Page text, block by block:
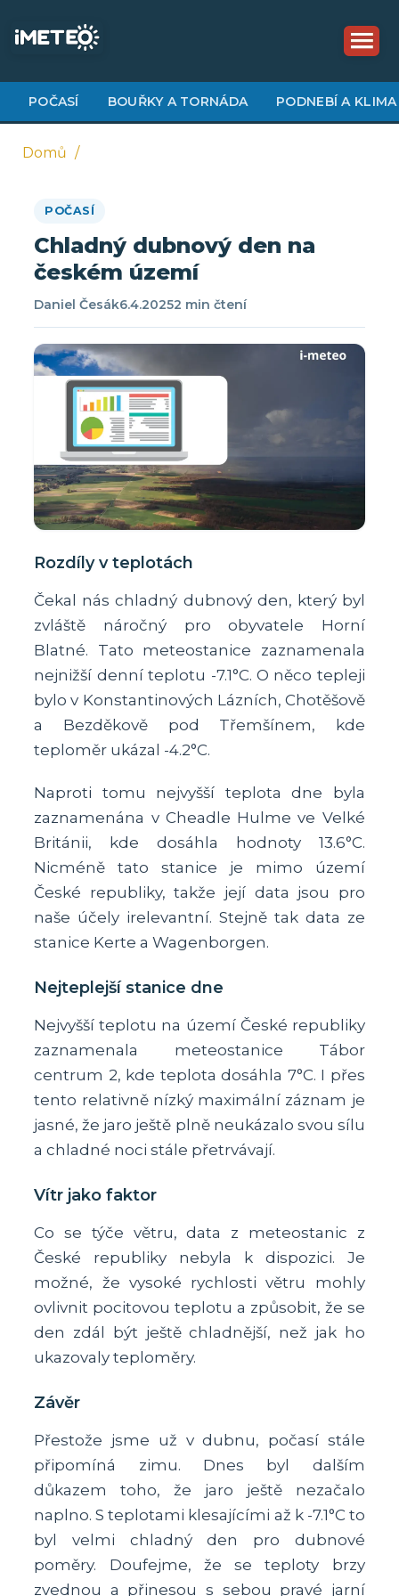
obsahu
POČASÍ BOUŘKY A TORNÁDA PODNEBÍ A KLIMA
navigace
Domů
POČASÍ
Chladný dubnový den na
českém území
Daniel Česák6.4.20252 min čtení
Rozdíly v teplotách
Čekal nás chladný dubnový den, který byl
zvláště náročný pro obyvatele Horní
Blatné. Tato meteostanice zaznamenala
nejnižší denní teplotu -7.1°C. O něco tepleji
bylo v Konstantinových Lázních, Chotěšově
a Bezděkově pod Třemšínem, kde
teploměr ukázal -4.2°C.
Naproti tomu nejvyšší teplota dne byla
zaznamenána v Cheadle Hulme ve Velké
Británii, kde dosáhla hodnoty 13.6°C.
Nicméně tato stanice je mimo území
České republiky, takže její data jsou pro
naše účely irelevantní. Stejně tak data ze
stanice Kerte a Wagenborgen.
Nejteplejší stanice dne
Nejvyšší teplotu na území České republiky
zaznamenala meteostanice Tábor
centrum 2, kde teplota dosáhla 7°C. I přes
tento relativně nízký maximální záznam je
jasné, že jaro ještě plně neukázalo svou sílu
a chladné noci stále přetrvávají.
Vítr jako faktor
Co se týče větru, data z meteostanic z
České republiky nebyla k dispozici. Je
možné, že vysoké rychlosti větru mohly
ovlivnit pocitovou teplotu a způsobit, že se
den zdál být ještě chladnější, než jak ho
ukazovaly teploměry.
Závěr
Přestože jsme už v dubnu, počasí stále
připomíná zimu. Dnes byl dalším
důkazem toho, že jaro ještě nezačalo
naplno. S teplotami klesajícími až k -7.1°C to
byl velmi chladný den pro dubnové
poměry. Doufejme, že se teploty brzy
zvednou a přinesou s sebou pravé jarní